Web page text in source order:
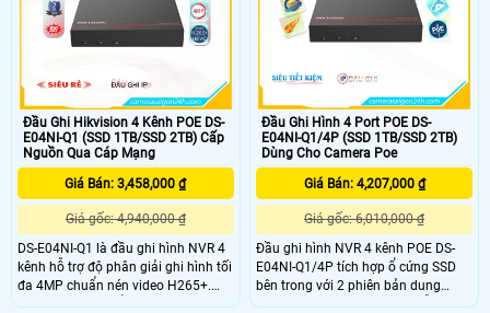
Mbps, sản phẩm này cho phép giám
sát cả ngày và đêm một cách rõ
Đầu Ghi Hikvision 4 Kênh POE DS-
E04NI-Q1 (SSD 1TB/SSD 2TB) Cấp
Nguồn Qua Cáp Mạng
Giá Bán: 3,458,000 ₫
Giá gốc: 4,940,000 ₫
DS-E04NI-Q1 là đầu ghi hình NVR 4
kênh hỗ trợ độ phân giải ghi hình tối
đa 4MP chuẩn nén video H265+.
Đầu ghi trang bị ổ cứng SSD tích
Đầu Ghi Hình 4 Port POE DS-
E04NI-Q1/4P (SSD 1TB/SSD 2TB)
Dùng Cho Camera Poe
Giá Bán: 4,207,000 ₫
Giá gốc: 6,010,000 ₫
Đầu ghi hình NVR 4 kênh POE DS-
E04NI-Q1/4P tích hợp ổ cứng SSD
bên trong với 2 phiên bản dung
lượng 1TB và 2TB. Đầu ghi hỗ trợ